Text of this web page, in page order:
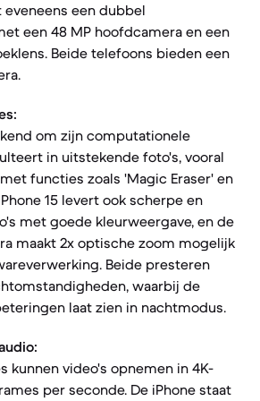
eveneens een dubbel
een 48 MP hoofdcamera en een
Beide telefoons bieden een
om zijn computationele
in uitstekende foto's, vooral
functies zoals 'Magic Eraser' en
15 levert ook scherpe en
met goede kleurweergave, en de
maakt 2x optische zoom mogelijk
Beide presteren
waarbij de
laat zien in nachtmodus.
kunnen video's opnemen in 4K-
per seconde. De iPhone staat